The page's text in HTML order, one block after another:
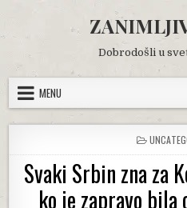
content
Dobrodošli u
MENU
POSTED
IN
Svaki Srbin zna za
ko je zapravo bila